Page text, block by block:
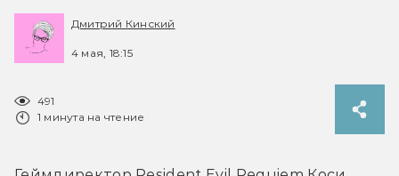
Дмитрий Кинский
4 мая, 18:15
491
1 минута на чтение